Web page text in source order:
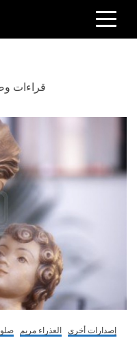
قراءات
إصدارات أخرى العذراء مريم